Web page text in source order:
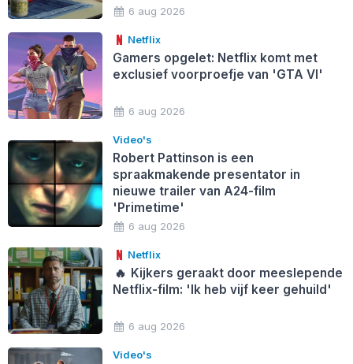
6 aug 2026
Netflix
Gamers opgelet: Netflix komt met
exclusief voorproefje van 'GTA VI'
6 aug 2026
Video's
Robert Pattinson is een
spraakmakende presentator in
nieuwe trailer van A24-film
'Primetime'
6 aug 2026
Netflix
🔥 Kijkers geraakt door meeslepende
Netflix-film: 'Ik heb vijf keer gehuild'
6 aug 2026
Video's